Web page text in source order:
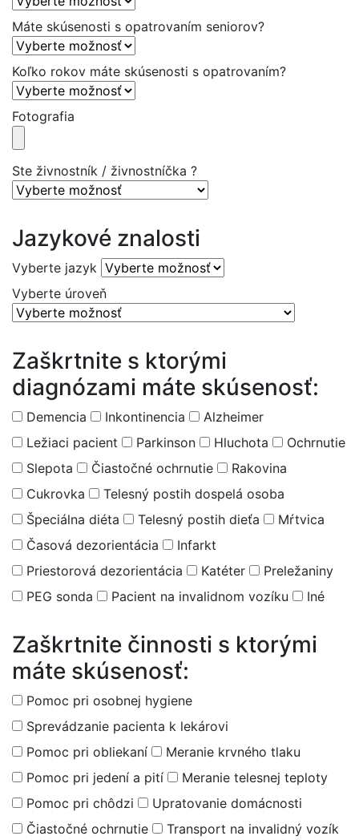
Máte skúsenosti s opatrovaním seniorov?
Koľko rokov máte skúsenosti s opatrovaním?
Fotografia
Ste živnostník / živnostníčka ?
Jazykové znalosti
Vyberte jazyk
Vyberte úroveň
Zaškrtnite s ktorými
diagnózami máte skúsenosť:
Demencia Inkontinencia
Alzheimer
Ležiaci pacient
Parkinson Hluchota
Ochrnutie
Slepota
Čiastočné ochrnutie
Rakovina
Cukrovka
Telesný postih dospelá osoba
Špeciálna diéta
Telesný postih dieťa
Mŕtvica
Časová dezorientácia
Infarkt
Priestorová dezorientácia
Katéter
Preležaniny
PEG sonda
Pacient na invalidnom vozíku Iné
Zaškrtnite činnosti s ktorými
máte skúsenosť:
Pomoc pri osobnej hygiene
Sprevádzanie pacienta k lekárovi
Pomoc pri obliekaní
Meranie krvného tlaku
Pomoc pri jedení a pití
Meranie telesnej teploty
Pomoc pri chôdzi
Upratovanie domácnosti
Čiastočné ochrnutie
Transport na invalidný vozík